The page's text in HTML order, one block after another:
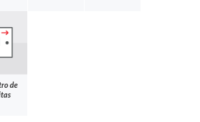
de